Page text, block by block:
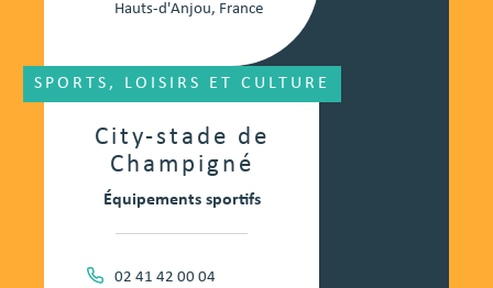
Hauts-d'Anjou, France
City-stade de
Champigné
SPORTS, LOISIRS ET CULTURE
Équipements sportifs
02 41 42 00 04